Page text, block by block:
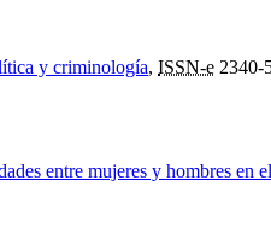
y criminología, ISSN-e 2340-
entre mujeres y hombres